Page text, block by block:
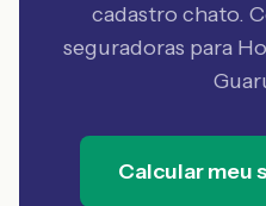
cadastro chato.
seguradoras para
Calcular meu